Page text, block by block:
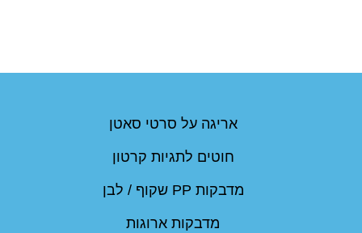
אריגה על סרטי סאטן
חוטים לתגיות קרטון
מדבקות PP שקוף / לבן
מדבקות ארוגות